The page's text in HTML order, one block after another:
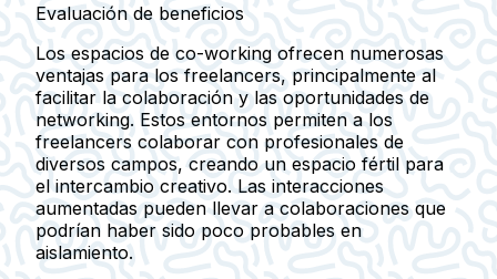
Evaluación de beneficios
Los espacios de co-working ofrecen numerosas
ventajas para los freelancers, principalmente al
facilitar la colaboración y las oportunidades de
networking. Estos entornos permiten a los
freelancers colaborar con profesionales de
diversos campos, creando un espacio fértil para
el intercambio creativo. Las interacciones
aumentadas pueden llevar a colaboraciones que
podrían haber sido poco probables en
aislamiento.